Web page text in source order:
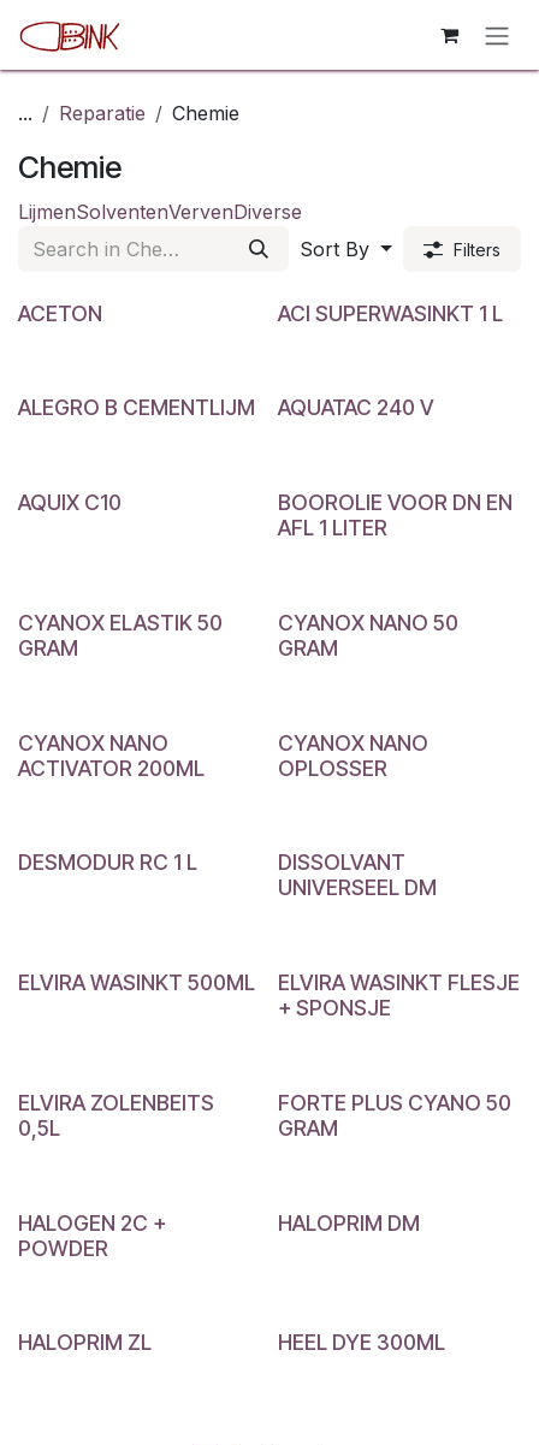
... Reparatie Chemie
Chemie
LijmenSolventenVervenDiverse
Sort By
Filters
ACETON ACI SUPERWASINKT 1 L
ALEGRO B CEMENTLIJM AQUATAC 240 V
AQUIX C10
BOOROLIE VOOR DN EN
AFL 1 LITER
CYANOX ELASTIK 50
GRAM
CYANOX NANO 50
GRAM
CYANOX NANO
ACTIVATOR 200ML
CYANOX NANO
OPLOSSER
DESMODUR RC 1 L
DISSOLVANT
UNIVERSEEL DM
ELVIRA WASINKT 500ML
ELVIRA WASINKT FLESJE
+ SPONSJE
ELVIRA ZOLENBEITS
0,5L
FORTE PLUS CYANO 50
GRAM
HALOGEN 2C +
POWDER
HALOPRIM DM
HALOPRIM ZL HEEL DYE 300ML